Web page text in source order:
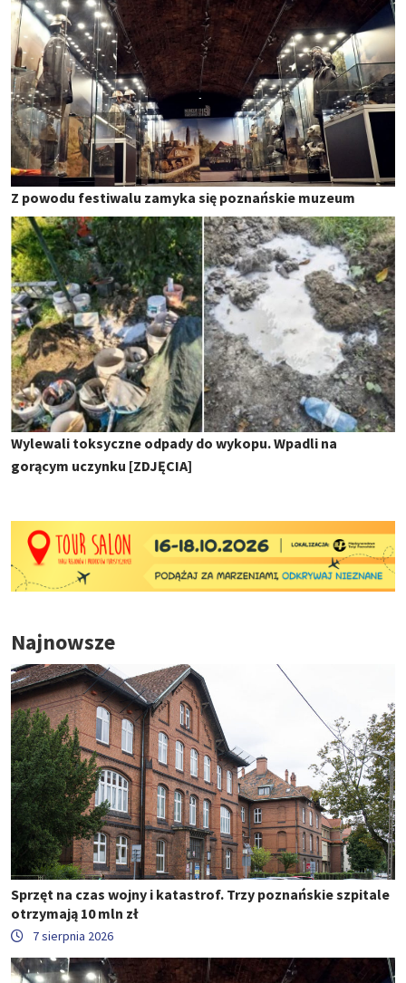
Z powodu festiwalu zamyka się poznańskie muzeum
Wylewali toksyczne odpady do wykopu. Wpadli na
gorącym uczynku [ZDJĘCIA]
Najnowsze
Sprzęt na czas wojny i katastrof. Trzy poznańskie szpitale
otrzymają 10 mln zł
7 sierpnia 2026